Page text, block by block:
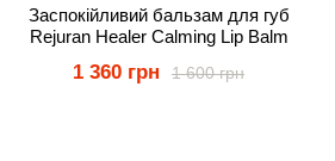
Заспокійливий бальзам для губ
Rejuran Healer Calming Lip Balm
1 600 грн
1 360 грн